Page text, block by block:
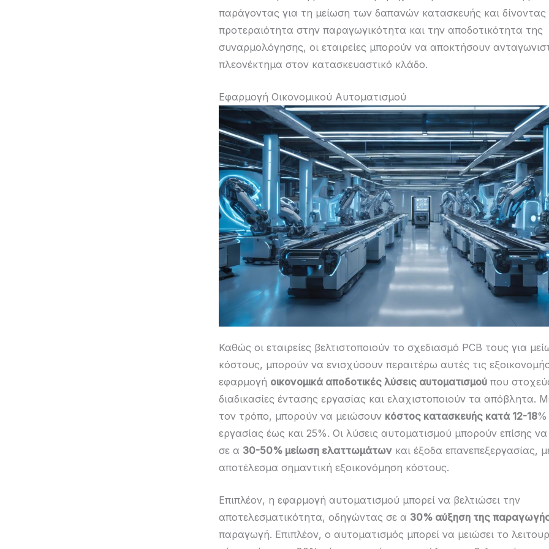
παράγοντας για τη μείωση των δαπανών κατασκευής και δίνοντας
προτεραιότητα στην παραγωγικότητα και την αποδοτικότητα της
συναρμολόγησης, οι εταιρείες μπορούν να αποκτήσουν
πλεονέκτημα στον κατασκευαστικό κλάδο.
Εφαρμογή Οικονομικού Αυτοματισμού
Καθώς οι εταιρείες βελτιστοποιούν το σχεδιασμό PCB τους για
κόστους, μπορούν να ενισχύσουν περαιτέρω αυτές τις
εφαρμογή οικονομικά αποδοτικές λύσεις αυτοματισμού που
διαδικασίες έντασης εργασίας και ελαχιστοποιούν τα απόβλητα.
τον τρόπο, μπορούν να μειώσουν κόστος κατασκευής κατά 12-18
εργασίας έως και 25%. Οι λύσεις αυτοματισμού μπορούν επίσης
σε α 30-50% μείωση ελαττωμάτων και έξοδα επανεπεξεργασίας,
αποτέλεσμα σημαντική εξοικονόμηση κόστους.
Επιπλέον, η εφαρμογή αυτοματισμού μπορεί να βελτιώσει την
αποτελεσματικότητα, οδηγώντας σε α 30% αύξηση της
παραγωγή. Επιπλέον, ο αυτοματισμός μπορεί να μειώσει το